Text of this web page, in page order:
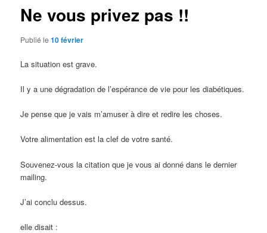
Ne vous privez pas !!
Publié le10 février
La situation est grave.
Il y a une dégradation de l’espérance de vie pour les diabétiques.
Je pense que je vais m’amuser à dire et redire les choses.
Votre alimentation est la clef de votre santé.
Souvenez-vous la citation que je vous ai donné dans le dernier
mailing.
J’ai conclu dessus.
elle disait :